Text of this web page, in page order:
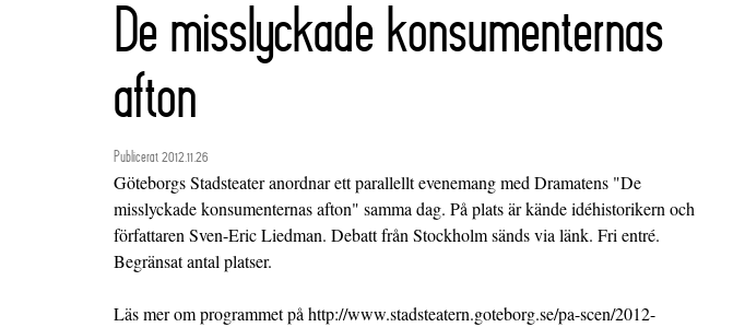
De misslyckade konsumenternas
afton
Publicerat 2012.11.26
Göteborgs Stadsteater anordnar ett parallellt evenemang med Dramatens "De
misslyckade konsumenternas afton" samma dag. På plats är kände idéhistorikern och
författaren Sven-Eric Liedman. Debatt från Stockholm sänds via länk. Fri entré.
Begränsat antal platser.
Läs mer om programmet på http://www.stadsteatern.goteborg.se/pa-scen/2012-